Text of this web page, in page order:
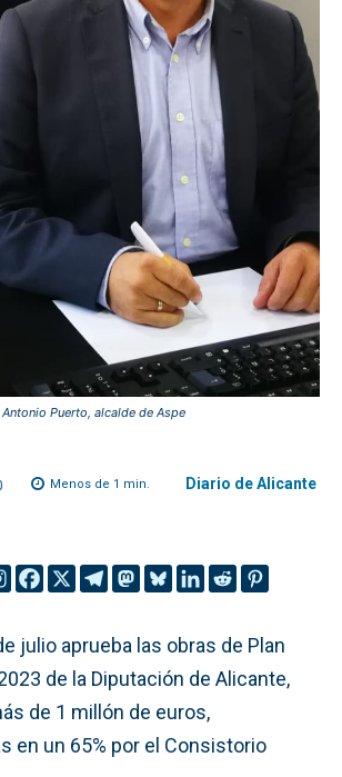
Antonio Puerto, alcalde de Aspe
Menos de 1 min. Diario de Alicante
julio aprueba las obras de Plan
de la Diputación de Alicante,
de 1 millón de euros,
en un 65% por el Consistorio